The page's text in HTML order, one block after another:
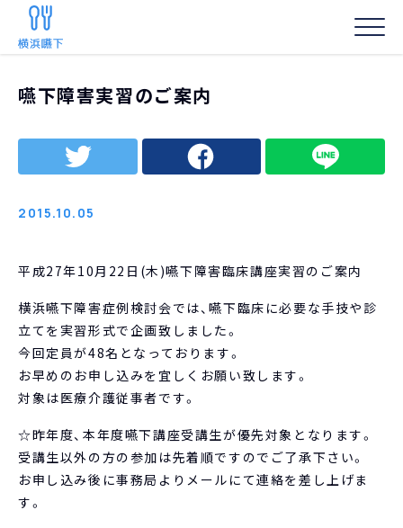
事務局からの
HOME
嚥下障害実習のご案内
2015.10.05
平成27年10月22日(木)嚥下障害臨床講座実習のご案内
横浜嚥下障害症例検討会では、嚥下臨床に必要な手技や診
立てを実習形式で企画致しました。
今回定員が48名となっております。
お早めのお申し込みを宜しくお願い致します。
対象は医療介護従事者です。
☆昨年度、本年度嚥下講座受講生が優先対象となります。
受講生以外の方の参加は先着順ですのでご了承下さい。
お申し込み後に事務局よりメールにて連絡を差し上げま
す。